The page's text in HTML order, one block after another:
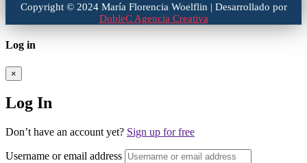
Copyright © 2024 María Florencia Woelflin | Desarrollado por
DobleC Agencia Creativa
Log in
×
Log In
Don’t have an account yet? Sign up for free
Username or email address